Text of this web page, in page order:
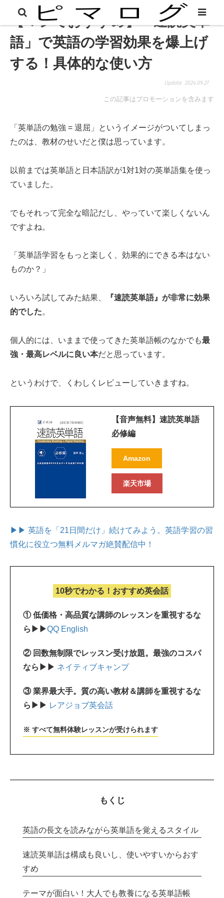
【マジでおすすめ】「速読英単
語」で英語の学習効果を爆上げ
する！具体的な使い方
2024.09.27
この記事はプロモーションを含みます
「英単語の勉強 = 退屈」というイメージがついてしまっ
たのは、教材のせいだと僕は思っています。
以前までは英単語と日本語訳が1対1対の英単語集を使っ
ていました。
でもそれって完全な暗記だし、やっていて楽しくないん
ですよね。
「英単語学習をもっと楽しく、効果的にできる本はない
ものか？」
いろいろ試してみた結果、
『速読英単語』が非常に効果
的でした。
個人的には、いままで使ってきた英単語帳のなかでも最
強・最高レベルに良い本だと思っています。
というわけで、くわしくレビューしていきますね。
【音声無料】速読英単語
必修編
Amazon
楽天市場
▶▶ 英語を「21日間だけ」続けてみよう。 英語学習の習
慣化に役立つ無料メルマガ絶賛配信中！
10秒でわかる！おすすめ英会話
① 低価格・高品質な講師のレッスンを重視するな
ら▶▶QQ English
② 回数無制限でレッスン受け放題。最強のコスパ
なら▶▶ ネイティブキャンプ
③ 業界最大手。質の高い教材＆講師を重視するな
ら▶▶ レアジョブ英会話
※ すべて無料体験レッスンが受けられます
もくじ
英語の長文を読みながら英単語を覚えるスタイル
速読英単語は構成も良いし、使いやすいからおす
すめ
テーマが面白い！大人でも教養になる英単語帳